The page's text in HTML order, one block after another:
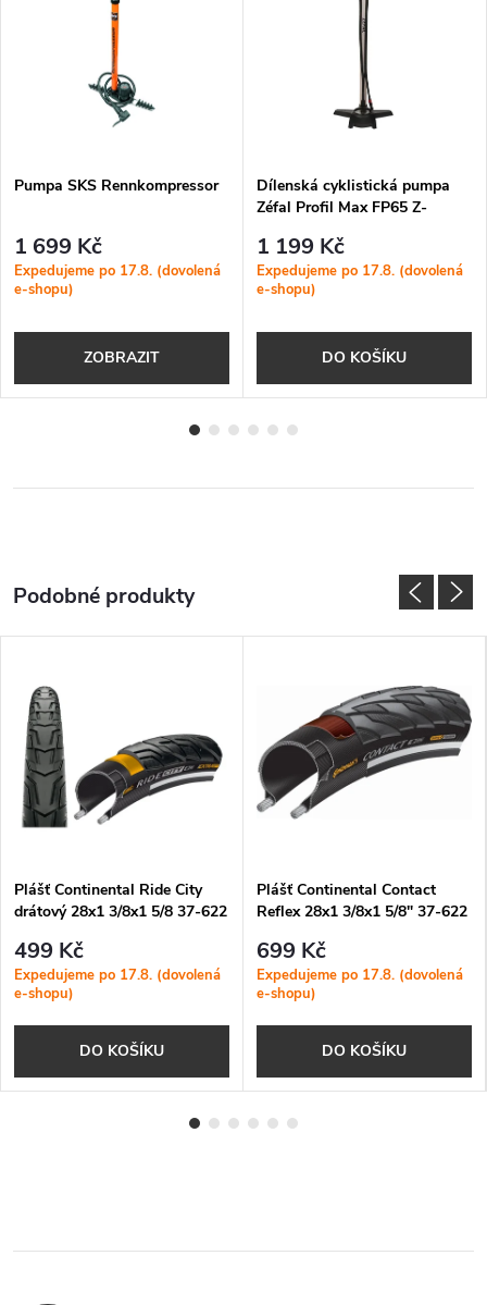
Pumpa SKS Rennkompressor
1 699 Kč
Expedujeme po 17.8. (dovolená
e-shopu)
ZOBRAZIT
Dílenská cyklistická pumpa
Zéfal Profil Max FP65 Z-
1 199 Kč
Expedujeme po 17.8. (dovolená
e-shopu)
DO KOŠÍKU
Plášť Continental Ride City
drátový 28x1 3/8x1 5/8 37-622
499 Kč
Expedujeme po 17.8. (dovolená
e-shopu)
DO KOŠÍKU
Plášť Continental Contact
Reflex 28x1 3/8x1 5/8" 37-622
699 Kč
Expedujeme po 17.8. (dovolená
e-shopu)
DO KOŠÍKU